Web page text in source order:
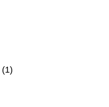
(1)